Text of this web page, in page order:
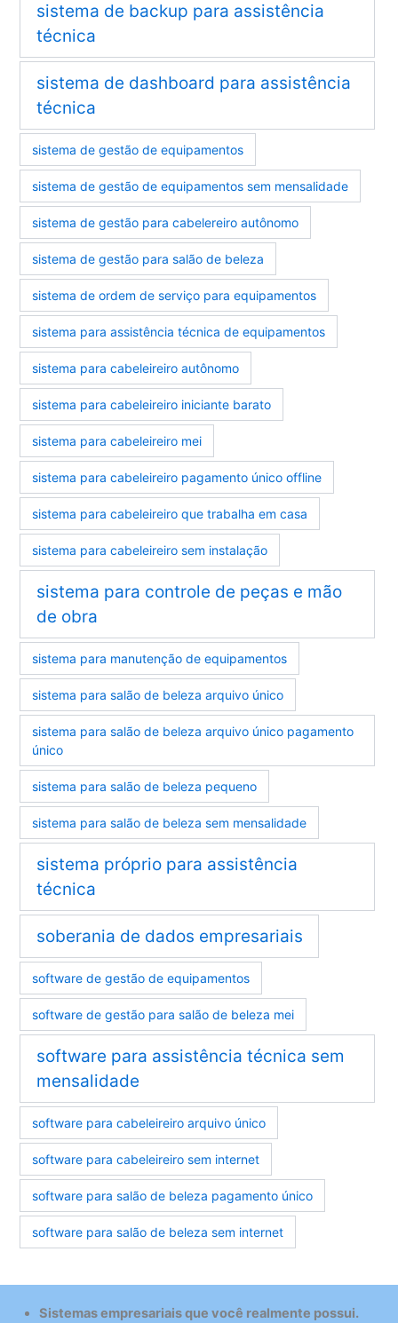
sistema de backup para assistência
técnica
sistema de dashboard para assistência
técnica
sistema de gestão de equipamentos
sistema de gestão de equipamentos sem mensalidade
sistema de gestão para cabelereiro autônomo
sistema de gestão para salão de beleza
sistema de ordem de serviço para equipamentos
sistema para assistência técnica de equipamentos
sistema para cabeleireiro autônomo
sistema para cabeleireiro iniciante barato
sistema para cabeleireiro mei
sistema para cabeleireiro pagamento único offline
sistema para cabeleireiro que trabalha em casa
sistema para cabeleireiro sem instalação
sistema para controle de peças e mão
de obra
sistema para manutenção de equipamentos
sistema para salão de beleza arquivo único
sistema para salão de beleza arquivo único pagamento
único
sistema para salão de beleza pequeno
sistema para salão de beleza sem mensalidade
sistema próprio para assistência
técnica
soberania de dados empresariais
software de gestão de equipamentos
software de gestão para salão de beleza mei
software para assistência técnica sem
mensalidade
software para cabeleireiro arquivo único
software para cabeleireiro sem internet
software para salão de beleza pagamento único
software para salão de beleza sem internet
Sistemas empresariais que você realmente possui.